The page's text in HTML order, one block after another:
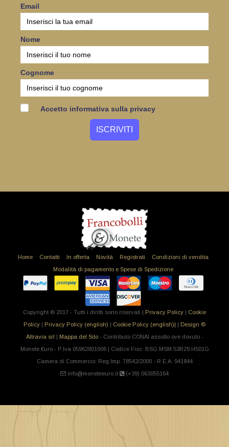
Email
Nome
Cognome
Accetto informativa sulla privacy
Home Contatti In offerta Novità Registrati
Condizioni di vendita
Modalità di pagamento e Spese di Spedizione
Copyright © 2017 - Tutti i diritti sono riservati | Privacy Policy | Cookie
Policy | Privacy Policy (english) | Cookie Policy (english)| | Design ©
Altravia srl | Mappa del Sito- Contributo CONAI assolto ove dovuto -
Monete €uro - P.Iva 05962801006 | Codice Fisc: BSG MSM 53R29 H501G
Camera di Commercio: Reg.Imp. 78542/2000 - R.E.A. 941844
info@moneteeuro.it
(+39).063055164